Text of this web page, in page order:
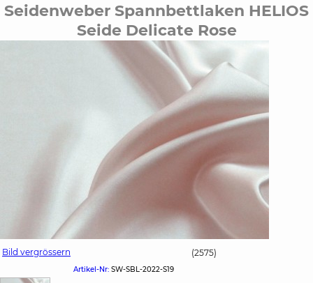
Seidenweber Spannbettlaken HELIOS
Seide Delicate Rose
Bild vergrössern (2575)
Artikel-Nr: SW-SBL-2022-S19